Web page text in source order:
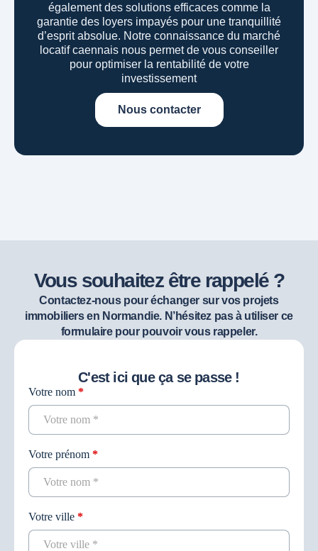
également des solutions efficaces comme la
garantie des loyers impayés pour une tranquillité
d’esprit absolue. Notre connaissance du marché
locatif caennais nous permet de vous conseiller
pour optimiser la rentabilité de votre
investissement
Nous contacter
Vous souhaitez être rappelé ?
Contactez-nous pour échanger sur vos projets
immobiliers en Normandie. N’hésitez pas à utiliser ce
formulaire pour pouvoir vous rappeler.
C'est ici que ça se passe !
Contact
recherche
Votre nom *
Votre prénom *
Votre ville *